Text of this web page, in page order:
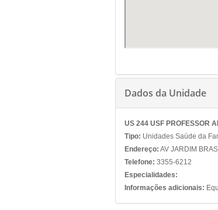
Dados da Unidade
US 244 USF PROFESSOR
Tipo: Unidades Saúde da
Endereço: AV JARDIM
Telefone: 3355-6212
Especialidades:
Informações adicionais: